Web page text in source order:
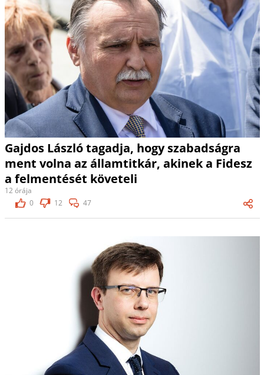
Gajdos László tagadja, hogy szabadságra
ment volna az államtitkár, akinek a Fidesz
a felmentését követeli
12 órája
0
12 47